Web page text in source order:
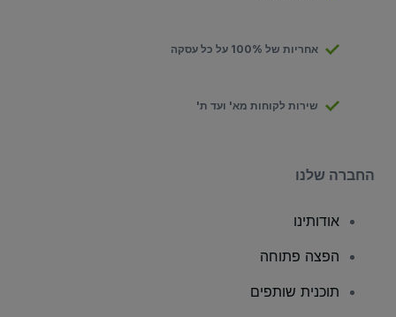
אחריות של 100% על כל עסקה
שירות לקוחות מא' ועד ת'
החברה שלנו
אודותינו
הפצה פתוחה
תוכנית שותפים